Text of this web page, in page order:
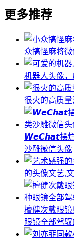
更多推荐
众搞怪麻将
机器人头像
很火的高质
𝙒𝙚𝘾𝙝𝙖𝙩摆烂
沙雕微信头像
的头像文艺,
檀健次戴眼
眼镜全部驾